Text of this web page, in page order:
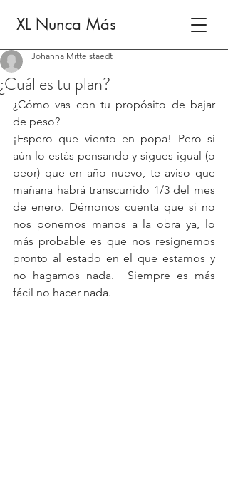
XL Nunca Más
¿Cuál es tu plan?
Johanna Mittelstaedt
¿Cómo vas con tu propósito de bajar
de peso?
¡Espero que viento en popa! Pero si
aún lo estás pensando y sigues igual (o
peor) que en año nuevo, te aviso que
mañana habrá transcurrido 1/3 del mes
de enero. Démonos cuenta que si no
nos ponemos manos a la obra ya, lo
más probable es que nos resignemos
pronto al estado en el que estamos y
no hagamos nada.  Siempre es más
fácil no hacer nada.